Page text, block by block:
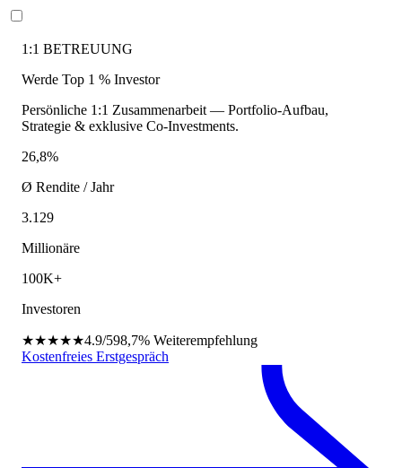
1:1 BETREUUNG
Werde Top 1 % Investor
Persönliche 1:1 Zusammenarbeit — Portfolio-Aufbau,
Strategie & exklusive Co-Investments.
26,8%
Ø Rendite / Jahr
3.129
Millionäre
100K+
Investoren
★★★★★4.9/598,7% Weiterempfehlung
Kostenfreies Erstgespräch